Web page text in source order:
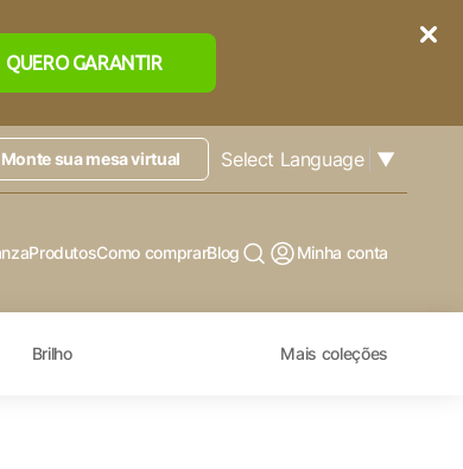
QUERO GARANTIR
Monte sua mesa virtual Select Language ▼
ProdutosComo comprarBlog Minha conta
Brilho Mais coleções